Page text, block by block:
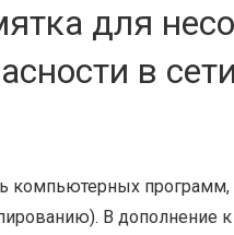
для
в
программ,
В дополнение